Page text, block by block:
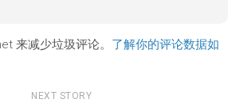
来减少垃圾评论。 了解你的评论数据如
NEXT STORY